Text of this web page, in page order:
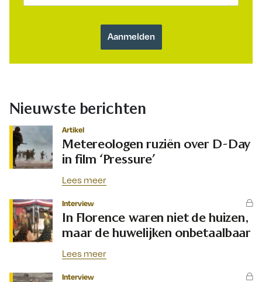
Nieuwste berichten
Artikel
Metereologen ruziën over D-Day
in film ‘Pressure’
Lees meer
Interview
In Florence waren niet de huizen,
maar de huwelijken onbetaalbaar
Lees meer
Interview